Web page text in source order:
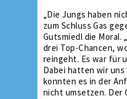
„Die Jungs haben
zum Schluss Gas
Gutsmiedl die Moral.
drei Top-Chancen,
reingeht. Es war für
Dabei hatten wir uns
konnten es in der
nicht umsetzen. Der